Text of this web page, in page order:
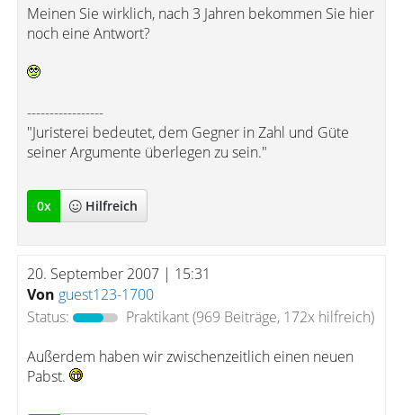
Meinen Sie wirklich, nach 3 Jahren bekommen Sie hier
noch eine Antwort?
-----------------
"Juristerei bedeutet, dem Gegner in Zahl und Güte
seiner Argumente überlegen zu sein."
0x Hilfreich
20. September 2007 | 15:31
Von guest123-1700
Status:
Praktikant(969 Beiträge, 172x hilfreich)
Außerdem haben wir zwischenzeitlich einen neuen
Pabst.